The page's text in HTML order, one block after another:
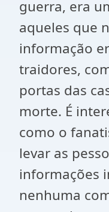
guerra, era
aqueles que
informação
traidores,
portas das
morte. É
como o
levar as
informações
nenhuma